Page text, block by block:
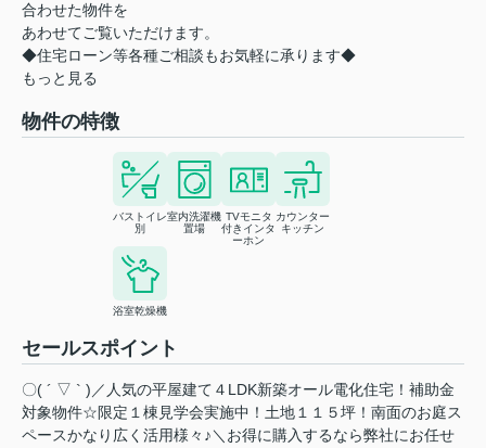
合わせた物件を
あわせてご覧いただけます。
◆住宅ローン等各種ご相談もお気軽に承ります◆
もっと見る
物件の特徴
バストイレ
別
室内洗濯機
置場
TVモニタ
付きインタ
ーホン
カウンター
キッチン
浴室乾燥機
セールスポイント
〇( ´ ▽ ` )／人気の平屋建て４LDK新築オール電化住宅！補助金
対象物件☆限定１棟見学会実施中！土地１１５坪！南面のお庭ス
ペースかなり広く活用様々♪＼お得に購入するなら弊社にお任せ